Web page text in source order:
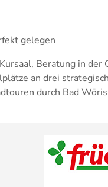
gelegen
Beratung in
an drei
durch Bad